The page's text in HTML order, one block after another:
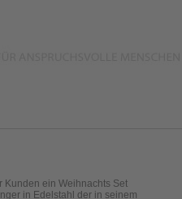
ein Weihnachts Set
in Edelstahl der in seinem